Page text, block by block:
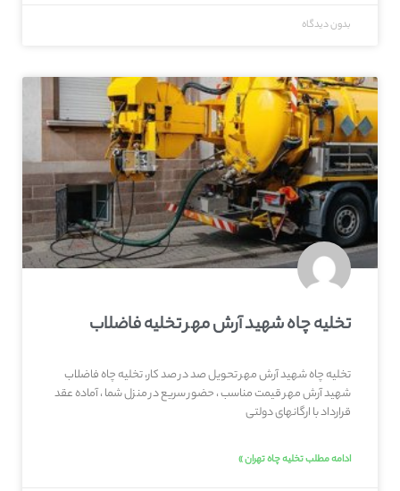
بدون دیدگاه
تخلیه چاه شهيد آرش مهر تخلیه فاضلاب
تخلیه چاه شهيد آرش مهر تحویل صد در صد کار، تخلیه چاه فاضلاب
شهيد آرش مهر قیمت مناسب ، حضور سریع در منزل شما ، آماده عقد
قرارداد با ارگانهای دولتی
ادامه مطلب تخلیه چاه تهران »